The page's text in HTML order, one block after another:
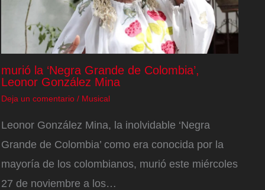
murió la ‘Negra Grande de Colombia’,
Leonor González Mina
Deja un comentario / Musical
Leonor González Mina, la inolvidable ‘Negra
Grande de Colombia’ como era conocida por la
mayoría de los colombianos, murió este miércoles
27 de noviembre a los…